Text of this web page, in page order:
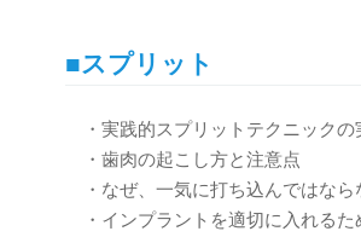
■スプリット
・実践的スプリットテクニックの
・歯肉の起こし方と注意点
・なぜ、一気に打ち込んではなら
・インプラントを適切に入れるた